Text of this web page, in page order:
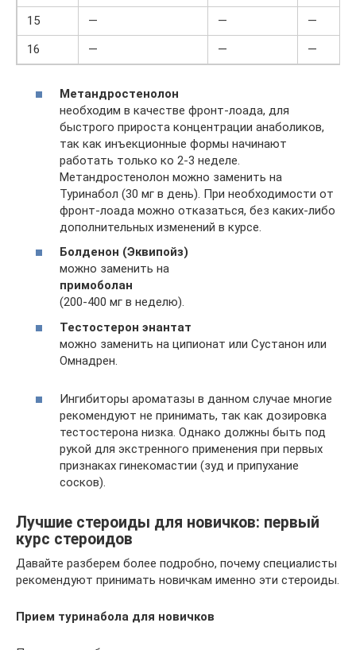
15
— —
—
16
— — —
Метандростенолон
необходим в качестве фронт-лоада, для
быстрого прироста концентрации анаболиков,
так как инъекционные формы начинают
работать только ко 2-3 неделе.
Метандростенолон можно заменить на
Туринабол (30 мг в день). При необходимости от
фронт-лоада можно отказаться, без каких-либо
дополнительных изменений в курсе.
Болденон (Эквипойз)
можно заменить на
примоболан
(200-400 мг в неделю).
Тестостерон энантат
можно заменить на ципионат или Сустанон или
Омнадрен.
Ингибиторы ароматазы в данном случае многие
рекомендуют не принимать, так как дозировка
тестостерона низка. Однако должны быть под
рукой для экстренного применения при первых
признаках гинекомастии (зуд и припухание
сосков).
Лучшие стероиды для новичков: первый
курс стероидов
Давайте разберем более подробно, почему специалисты
рекомендуют принимать новичкам именно эти стероиды.
Прием туринабола для новичков